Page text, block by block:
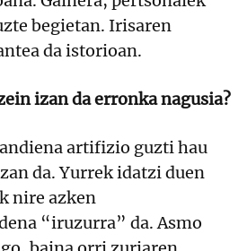
begietan. Irisaren
da istorioan.
izan da erronka nagusia?
artifizio guzti hau
da. Yurrek idatzi duen
nire azken
“iruzurra” da. Asmo